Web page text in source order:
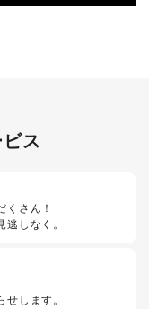
ス
くさん！
しなく。
します。